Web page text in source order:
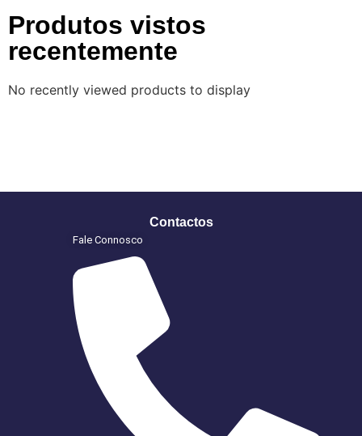
Produtos vistos
recentemente
No recently viewed products to display
Contactos
Fale Connosco